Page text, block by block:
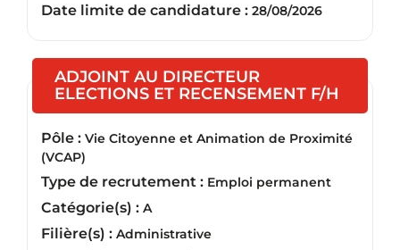
Date limite de candidature : 28/08/2026
ADJOINT AU DIRECTEUR
ELECTIONS ET RECENSEMENT F/H
Pôle : Vie Citoyenne et Animation de Proximité
(VCAP)
Type de recrutement : Emploi permanent
Catégorie(s) : A
Filière(s) : Administrative